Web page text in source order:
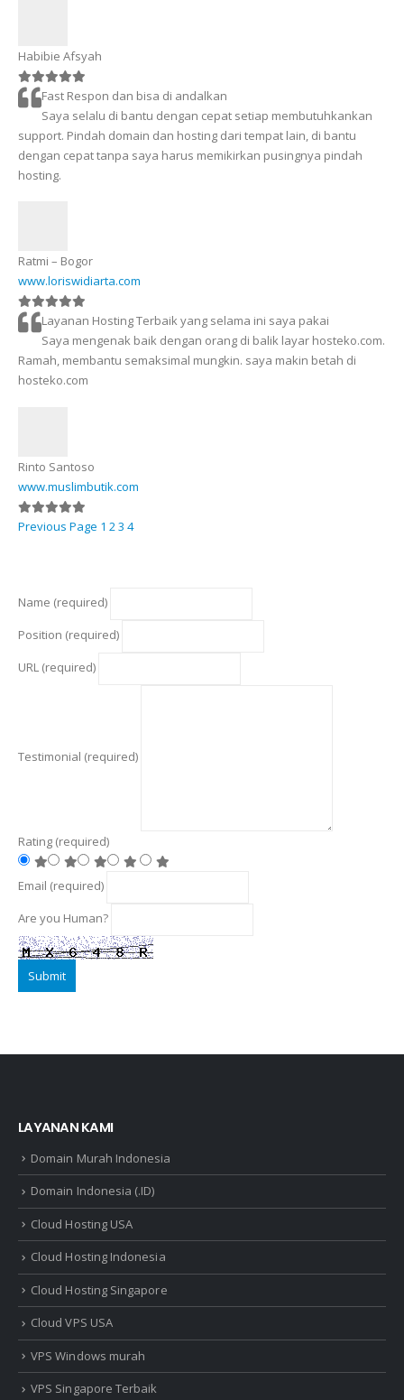
Habibie Afsyah
Fast Respon dan bisa di andalkan
Saya selalu di bantu dengan cepat setiap membutuhkankan
support. Pindah domain dan hosting dari tempat lain, di bantu
dengan cepat tanpa saya harus memikirkan pusingnya pindah
hosting.
Ratmi – Bogor
www.loriswidiarta.com
Layanan Hosting Terbaik yang selama ini saya pakai
Saya mengenak baik dengan orang di balik layar hosteko.com.
Ramah, membantu semaksimal mungkin. saya makin betah di
hosteko.com
Rinto Santoso
www.muslimbutik.com
Previous Page 1 23 4
Name (required)
Position (required)
URL (required)
Testimonial (required)
Rating (required)
Email (required)
Are you Human?
Submit
LAYANAN KAMI
Domain Murah Indonesia
Domain Indonesia (.ID)
Cloud Hosting USA
Cloud Hosting Indonesia
Cloud Hosting Singapore
Cloud VPS USA
VPS Windows murah
VPS Singapore Terbaik